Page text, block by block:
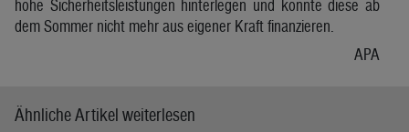
hohe Sicherheitsleistungen hinterlegen und konnte diese ab
dem Sommer nicht mehr aus eigener Kraft finanzieren.
APA
Ähnliche Artikel weiterlesen